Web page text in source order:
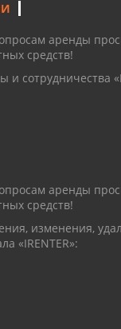
аренды
средств!
сотрудничества
аренды
средств!
изменения,
«IRENTER»: